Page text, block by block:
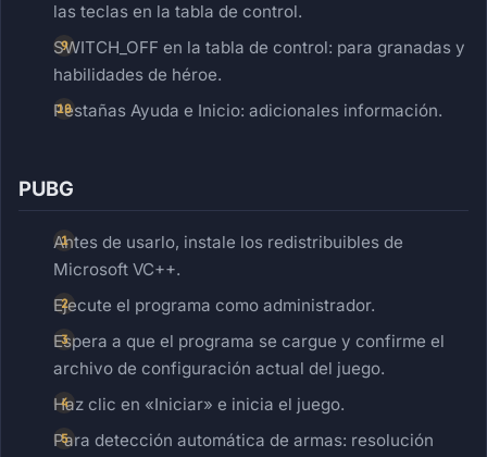
las teclas en la tabla de control.
SWITCH_OFF en la tabla de control: para granadas y
habilidades de héroe.
Pestañas Ayuda e Inicio: adicionales información.
PUBG
Antes de usarlo, instale los redistribuibles de
Microsoft VC++.
Ejecute el programa como administrador.
Espera a que el programa se cargue y confirme el
archivo de configuración actual del juego.
Haz clic en «Iniciar» e inicia el juego.
Para detección automática de armas: resolución